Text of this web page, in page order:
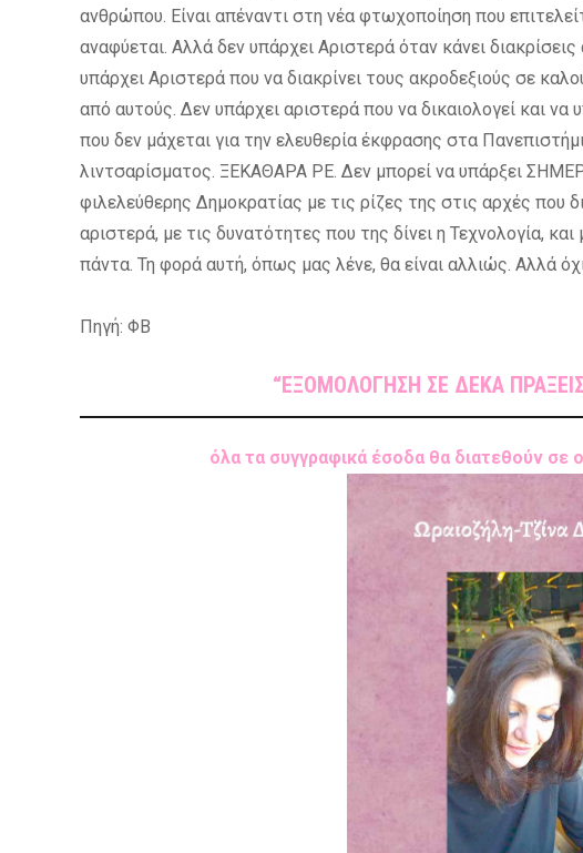
ανθρώπου. Είναι απέναντι στη νέα φτωχοποίηση που
αναφύεται. Αλλά δεν υπάρχει Αριστερά όταν κάνει
υπάρχει Αριστερά που να διακρίνει τους ακροδεξιούς σε
από αυτούς. Δεν υπάρχει αριστερά που να δικαιολογεί και
που δεν μάχεται για την ελευθερία έκφρασης στα
λιντσαρίσματος. ΞΕΚΑΘΑΡΑ ΡΕ. Δεν μπορεί να υπάρξει
φιλελεύθερης Δημοκρατίας με τις ρίζες της στις αρχές που
αριστερά, με τις δυνατότητες που της δίνει η Τεχνολογία,
πάντα. Τη φορά αυτή, όπως μας λένε, θα είναι αλλιώς. Αλλά
Πηγή: ΦΒ
“ΕΞΟΜΟΛΟΓΗΣΗ ΣΕ ΔΕΚΑ
όλα τα συγγραφικά έσοδα θα διατεθούν σε